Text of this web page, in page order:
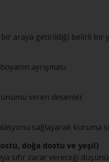
araya getirildiği belirli bir
ayrışması
veren desenler
sağlayarak kuruma
doğa dostu ve yeşil)
sıfır zarar vereceği